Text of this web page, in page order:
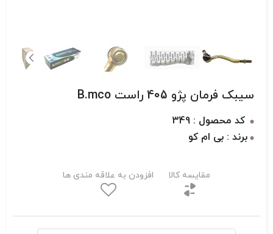
سیبک فرمان پژو 405 راست B.mco
کد محصول : 349
برند : بی ام کو
مقایسه کالا افزودن به علاقه مندی ها